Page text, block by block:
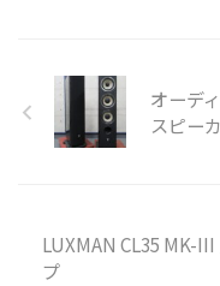
オーデ
スピー
LUXMAN CL35 MK-
プ